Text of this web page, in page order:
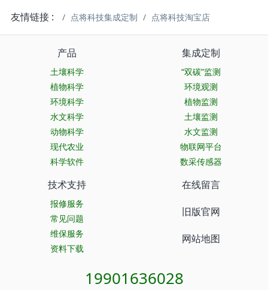
友情链接 : 点将科技集成定制 点将科技淘宝店
产品
土壤科学
植物科学
环境科学
水文科学
动物科学
现代农业
科学软件
集成定制
“双碳”监测
环境观测
植物监测
土壤监测
水文监测
物联网平台
数采传感器
技术支持
报修服务
常见问题
维保服务
资料下载
在线留言
旧版官网
网站地图
19901636028